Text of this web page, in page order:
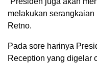
melakukan serangkaian
Retno.
Pada sore harinya
Reception yang digelar